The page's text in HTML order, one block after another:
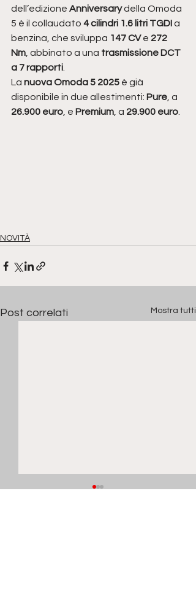
dell’edizione Anniversary della Omoda
5 è il collaudato 4 cilindri 1.6 litri TGDI a
benzina, che sviluppa 147 CV e 272
Nm, abbinato a una trasmissione DCT
a 7 rapporti.
La nuova Omoda 5 2025 è già
disponibile in due allestimenti: Pure, a
26.900 euro, e Premium, a 29.900 euro.
NOVITÀ
Post correlati Mostra tutti